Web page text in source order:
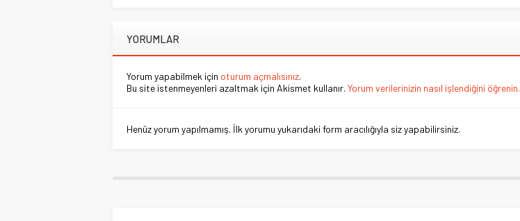
YORUMLAR
Yorum yapabilmek için oturum açmalısınız.
Bu site istenmeyenleri azaltmak için Akismet kullanır. Yorum verilerinizin nasıl işlendiğini öğrenin.
Henüz yorum yapılmamış. İlk yorumu yukarıdaki form aracılığıyla siz yapabilirsiniz.